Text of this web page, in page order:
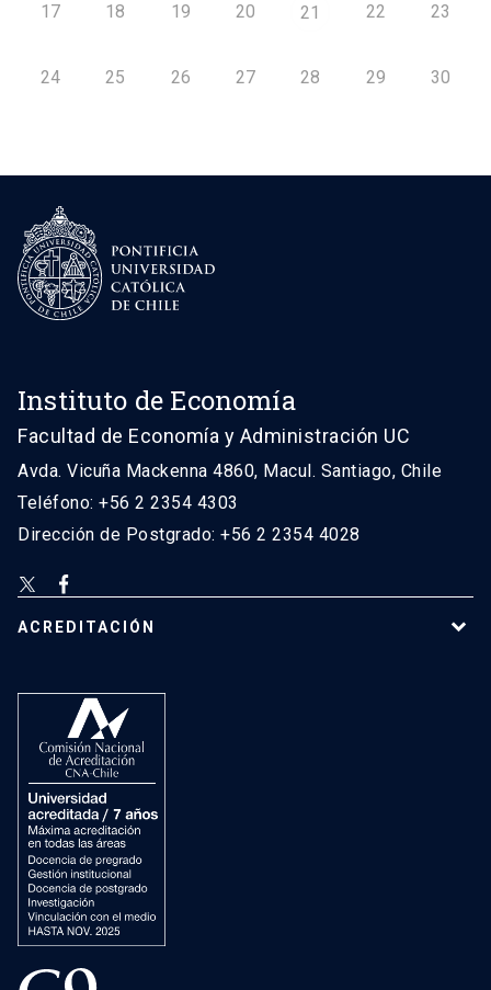
17 18 19 20 21 22 23
24 25 26 27 28 29 30
Instituto de Economía
Facultad de Economía y Administración UC
Avda. Vicuña Mackenna 4860, Macul. Santiago, Chile
Teléfono: +56 2 2354 4303
Dirección de Postgrado: +56 2 2354 4028
ACREDITACIÓN